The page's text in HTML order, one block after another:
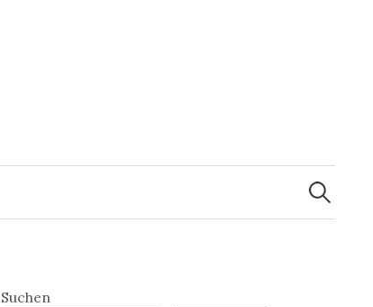
Suchen
nach:
Suchen